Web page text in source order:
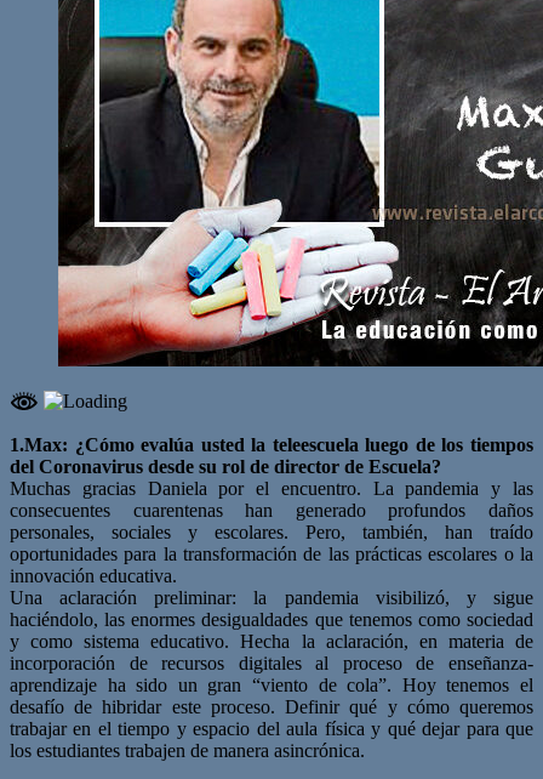
1.Max: ¿Cómo evalúa usted la teleescuela luego de los tiempos
del Coronavirus desde su rol de director de Escuela?
Muchas gracias Daniela por el encuentro. La pandemia y las
consecuentes cuarentenas han generado profundos daños
personales, sociales y escolares. Pero, también, han traído
oportunidades para la transformación de las prácticas escolares o la
innovación educativa.
Una aclaración preliminar: la pandemia visibilizó, y sigue
haciéndolo, las enormes desigualdades que tenemos como sociedad
y como sistema educativo. Hecha la aclaración, en materia de
incorporación de recursos digitales al proceso de enseñanza-
aprendizaje ha sido un gran “viento de cola”. Hoy tenemos el
desafío de hibridar este proceso. Definir qué y cómo queremos
trabajar en el tiempo y espacio del aula física y qué dejar para que
los estudiantes trabajen de manera asincrónica.